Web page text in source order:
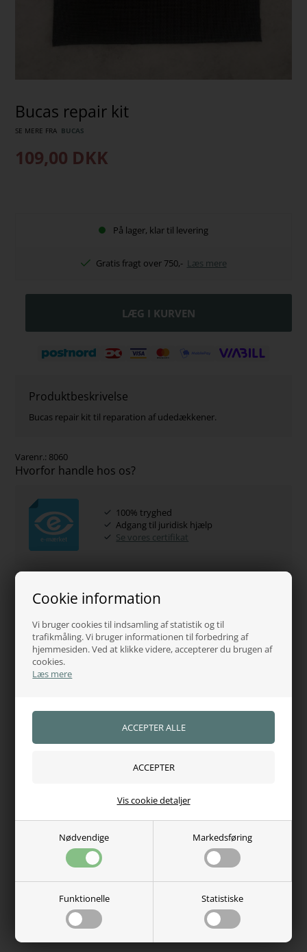
Cookie information
Vi bruger cookies til indsamling af statistik og til
trafikmåling. Vi bruger informationen til forbedring af
hjemmesiden. Ved at klikke videre, accepterer du brugen af
cookies.
Læs mere
Nødvendige Markedsføring
Funktionelle Statistiske
Vis cookie detaljer
Bucas repair kit
SE MERE FRA BUCAS
109,00 DKK
På lager, klar til levering
Gratis fragt over 750,- Læs mere
Produktbeskrivelse
Bucas repair kit til reparation af udedækkener.
Varenr.: 8060
Hvorfor handle hos os?
100% tryghed
Adgang til juridisk hjælp
Se vores certifikat
Kundernes anderkendelse
5 Stjerner - Trustpilot
Bucas Rug Wash
89,00 DKK
AB Polyester Grime
29,00 DKK